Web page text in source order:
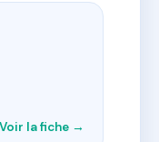
Voir la fiche →